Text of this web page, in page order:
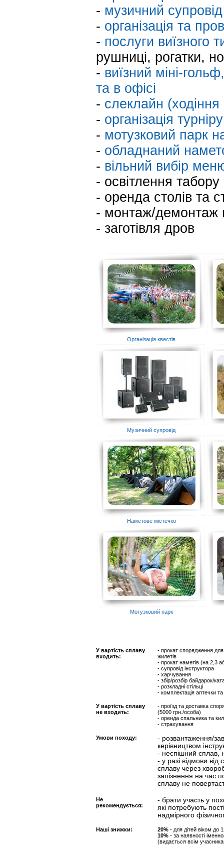
- музичний супровід
- організація та
- послуги виїзного
рушниці, рогатки,
- виїзний міні-
та в офісі
- слеклайн (ходіння
- організація
- мотузковий парк
- обладнаний
- вільний вибір
- освітлення табору
- оренда столів та
- монтаж/демонтаж
- заготівля дров
Організація квестів
Музичний супровід
Наметове містечко
Мотузковий парк
У вартість сплаву
входить:
- прокат спорядження для
жилетів
- прокат наметів (на 2,3
- супровід інструктора
- харчування
- збір/розбір байдарок/
- розкладні стільці
- комплектація аптечки
У вартість сплаву
не входить:
- проїзд та доставка
(5000 грн./особа)
- оренда спальника та
- страхування
Умови походу:
- розвантаження/
керівництвом
- неспішний сплав,
- у разі відмови
сплаву через
запізнення на час
сплаву не
Не
рекомендується:
- брати участь у
які потребують
надмірного
Наші знижки: 20% - для дітей віком до
10% - за наявності
(видається всім